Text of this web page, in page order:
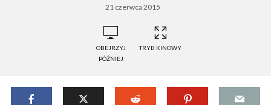
21 czerwca 2015
OBEJRZYJ
PÓŹNIEJ
TRYB KINOWY